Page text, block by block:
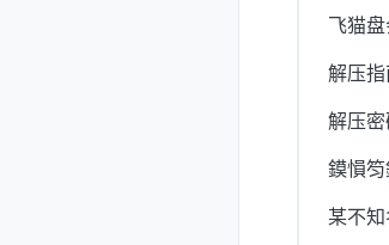
飞猫
解压指
解压密
鏌愪笉
某不